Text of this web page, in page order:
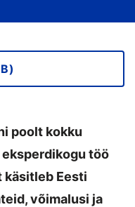
poolt kokku
töö
käsitleb Eesti
võimalusi ja